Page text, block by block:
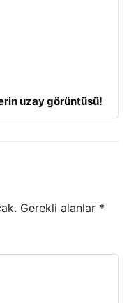
uzay görüntüsü!
Gerekli alanlar *